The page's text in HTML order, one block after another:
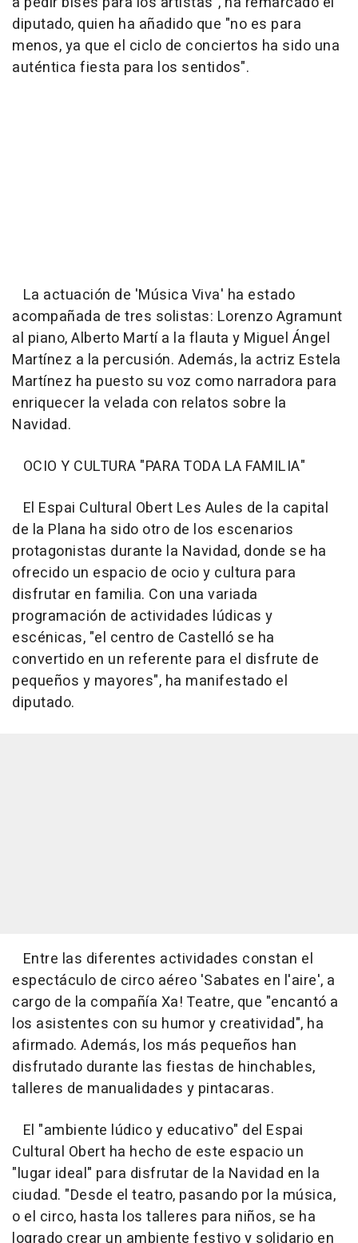
diputado, quien ha añadido que "no es para
menos, ya que el ciclo de conciertos ha sido una
auténtica fiesta para los sentidos".
La actuación de 'Música Viva' ha estado
acompañada de tres solistas: Lorenzo Agramunt
al piano, Alberto Martí a la flauta y Miguel Ángel
Martínez a la percusión. Además, la actriz Estela
Martínez ha puesto su voz como narradora para
enriquecer la velada con relatos sobre la
Navidad.
OCIO Y CULTURA "PARA TODA LA FAMILIA"
El Espai Cultural Obert Les Aules de la capital
de la Plana ha sido otro de los escenarios
protagonistas durante la Navidad, donde se ha
ofrecido un espacio de ocio y cultura para
disfrutar en familia. Con una variada
programación de actividades lúdicas y
escénicas, "el centro de Castelló se ha
convertido en un referente para el disfrute de
pequeños y mayores", ha manifestado el
diputado.
Entre las diferentes actividades constan el
espectáculo de circo aéreo 'Sabates en l'aire', a
cargo de la compañía Xa! Teatre, que "encantó a
los asistentes con su humor y creatividad", ha
afirmado. Además, los más pequeños han
disfrutado durante las fiestas de hinchables,
talleres de manualidades y pintacaras.
El "ambiente lúdico y educativo" del Espai
Cultural Obert ha hecho de este espacio un
"lugar ideal" para disfrutar de la Navidad en la
ciudad. "Desde el teatro, pasando por la música,
o el circo, hasta los talleres para niños, se ha
logrado crear un ambiente festivo y solidario en